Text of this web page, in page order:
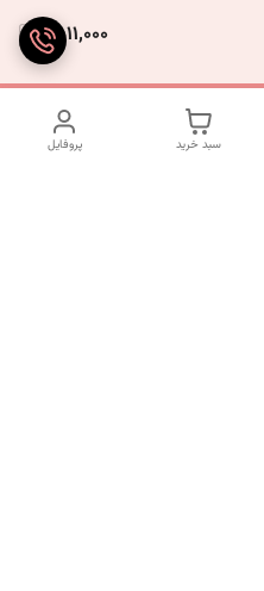
4,011,000
پروفایل سبد خرید